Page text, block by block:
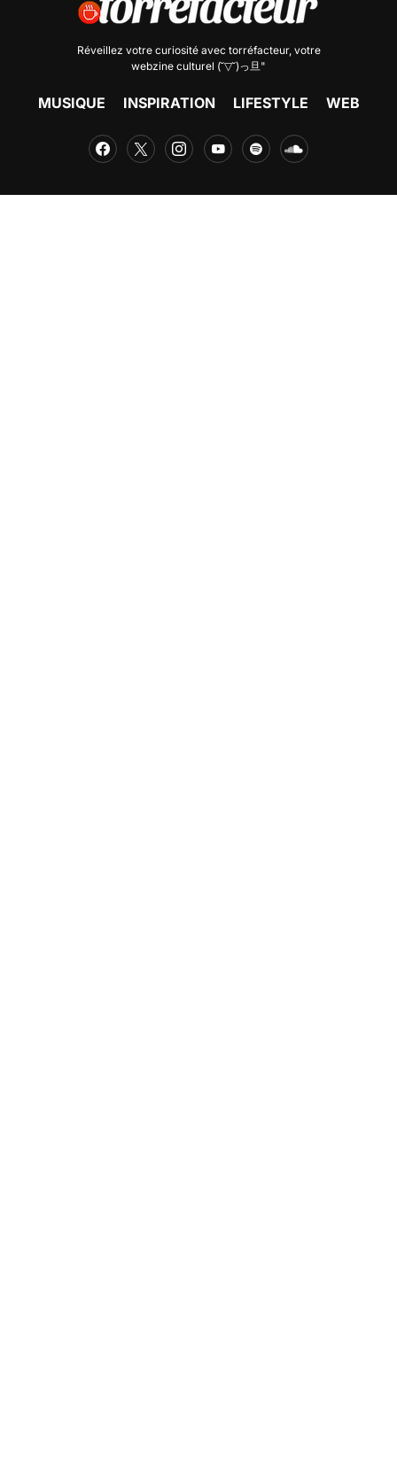
Réveillez votre curiosité avec torréfacteur, votre
webzine culturel (˘▽˘)っ旦"
MUSIQUE INSPIRATION LIFESTYLE WEB